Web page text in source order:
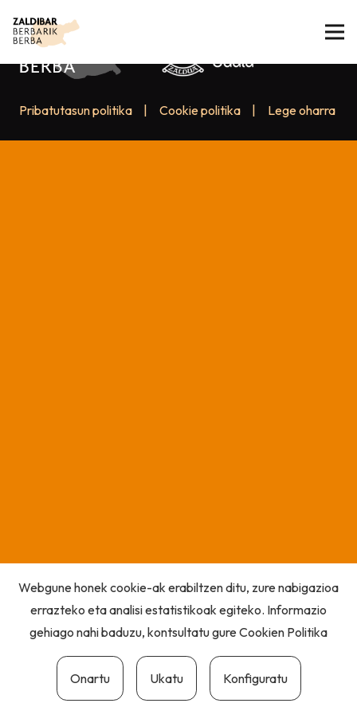
Pribatutasun politika Cookie politika Lege oharra
Webgune honek cookie-ak erabiltzen ditu, zure nabigazioa
errazteko eta analisi estatistikoak egiteko. Informazio
gehiago nahi baduzu, kontsultatu gureCookien Politika
Onartu Ukatu Konfiguratu